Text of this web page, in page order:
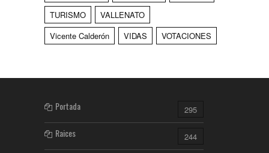
TURISMO
VALLENATO
Vicente Calderón
VIDAS VOTACIONES
Portada 295
Raices 244